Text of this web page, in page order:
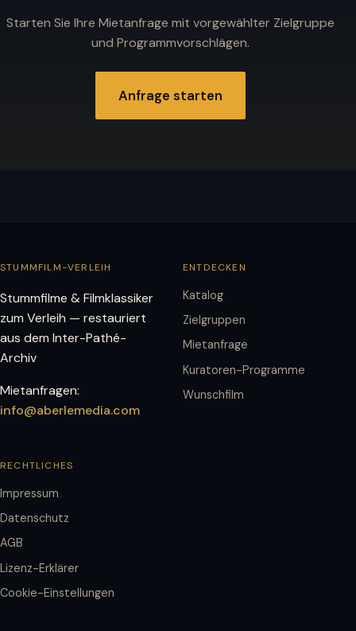
Starten Sie Ihre Mietanfrage mit vorgewählter Zielgruppe
und Programmvorschlägen.
Anfrage starten
STUMMFILM-VERLEIH
Stummfilme & Filmklassiker
zum Verleih — restauriert
aus dem Inter-Pathé-
Archiv
Mietanfragen:
info@aberlemedia.com
ENTDECKEN
Katalog
Zielgruppen
Mietanfrage
Kuratoren-Programme
Wunschfilm
RECHTLICHES
Impressum
Datenschutz
AGB
Lizenz-Erklärer
Cookie-Einstellungen